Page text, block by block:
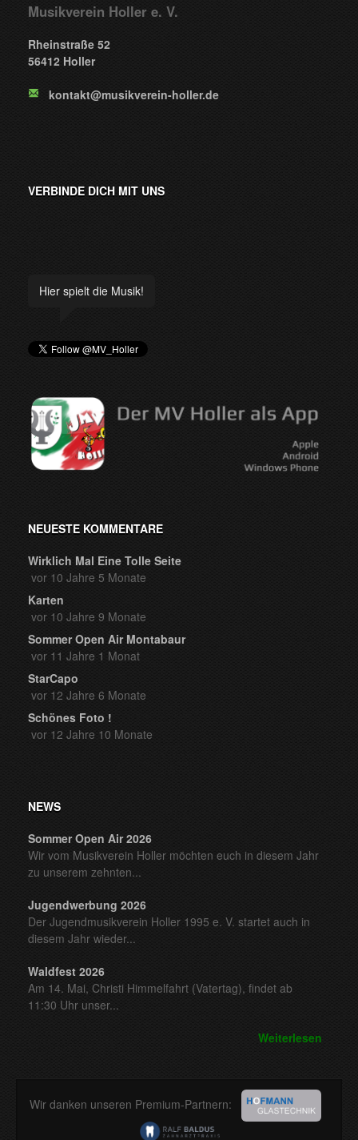
Musikverein Holler e. V.
Rheinstraße 52
56412 Holler
kontakt@musikverein-holler.de
VERBINDE DICH MIT UNS
Hier spielt die Musik!
NEUESTE KOMMENTARE
Wirklich Mal Eine Tolle Seite
vor 10 Jahre 5 Monate
Karten
vor 10 Jahre 9 Monate
Sommer Open Air Montabaur
vor 11 Jahre 1 Monat
StarCapo
vor 12 Jahre 6 Monate
Schönes Foto !
vor 12 Jahre 10 Monate
NEWS
Sommer Open Air 2026
Wir vom Musikverein Holler möchten euch in diesem Jahr
zu unserem zehnten...
Jugendwerbung 2026
Der Jugendmusikverein Holler 1995 e. V. startet auch in
diesem Jahr wieder...
Waldfest 2026
Am 14. Mai, Christi Himmelfahrt (Vatertag), findet ab
11:30 Uhr unser...
Weiterlesen
Wir danken unseren Premium-Partnern: